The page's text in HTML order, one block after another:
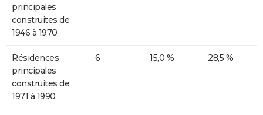
principales
construites de
1946 à 1970
Résidences
principales
construites de
1971 à 1990
6 15,0 % 28,5 %